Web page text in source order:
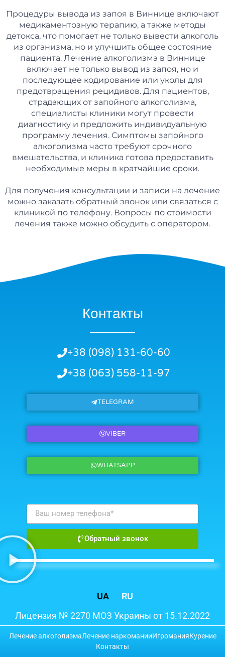
Процедуры вывода из запоя в Виннице включают
медикаментозную терапию, а также методы
детокса, что помогает не только вывести алкоголь
из организма, но и улучшить общее состояние
пациента. Лечение алкоголизма в Виннице
включает не только вывод из запоя, но и
последующее кодирование или уколы для
предотвращения рецидивов. Для пациентов,
страдающих от запойного алкоголизма,
специалисты клиники могут провести
диагностику и предложить индивидуальную
программу лечения. Симптомы запойного
алкоголизма часто требуют срочного
вмешательства, и клиника готова предоставить
необходимые меры в кратчайшие сроки.
Для получения консультации и записи на лечение
можно заказать обратный звонок или связаться с
клиникой по телефону. Вопросы по стоимости
лечения также можно обсудить с оператором.
Контакты
+38 (098) 131-60-60
+38 (063) 558-11-97
TELEGRAM
VIBER
WHATSAPP
Обратный звонок
Лицензия № 2270 МОЗ Украины от 15.12.2022
UA RU
Лечение алкоголизмаЛечение наркоманииИгроманияКурение
Контакты